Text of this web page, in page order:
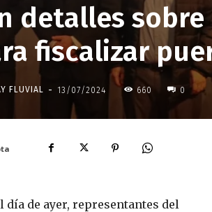
detalles
fiscalizar
FLUVIAL - 13/07/2024 660 0
día de ayer, representantes del